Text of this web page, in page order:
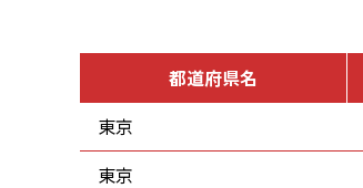
都道府県名
東京
東京